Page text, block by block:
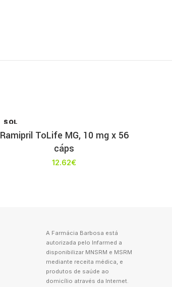
SOL
T
Ramipril ToLife MG, 10 mg x 56
cáps
12.62€
A Farmácia Barbosa está
autorizada pelo Infarmed a
disponibilizar MNSRM e MSRM
mediante receita médica, e
produtos de saúde ao
domicílio através da Internet.